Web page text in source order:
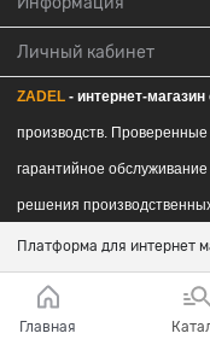
Личный кабинет
ZADEL - интернет-магазин
производств.
гарантийное
решения
Платформа для интернет
Главная